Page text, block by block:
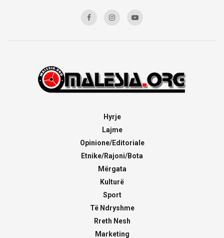
Hyrje
Lajme
Opinione/Editoriale
Etnike/Rajoni/Bota
Mërgata
Kulturë
Sport
Të Ndryshme
Rreth Nesh
Marketing